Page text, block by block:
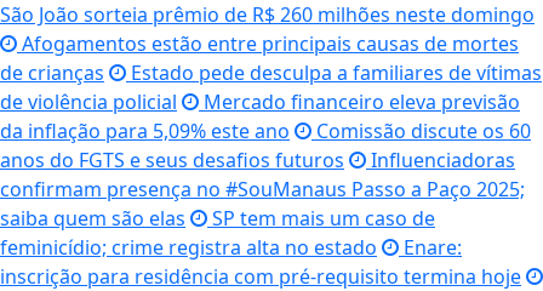
São João sorteia prêmio de R$ 260 milhões neste domingo
Afogamentos estão entre principais causas de mortes
de crianças
Estado pede desculpa a familiares de vítimas
de violência policial
Mercado financeiro eleva previsão
da inflação para 5,09% este ano
Comissão discute os 60
anos do FGTS e seus desafios futuros
Influenciadoras
confirmam presença no #SouManaus Passo a Paço 2025;
saiba quem são elas
SP tem mais um caso de
feminicídio; crime registra alta no estado
Enare:
inscrição para residência com pré-requisito termina hoje